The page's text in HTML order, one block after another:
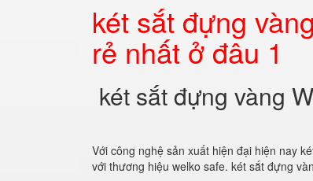
két sắt đựng
rẻ nhất ở đâu 1
két sắt đựng vàng
Với công nghệ sản xuất hiện đại hiện nay
với thương hiệu welko safe. két sắt đựng